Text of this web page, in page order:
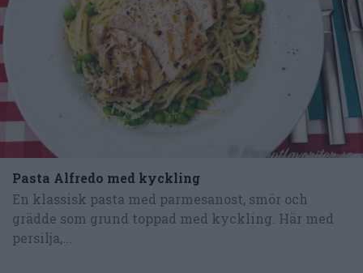
Pasta Alfredo med kyckling
En klassisk pasta med parmesanost, smör och
grädde som grund toppad med kyckling. Här med
persilja,...